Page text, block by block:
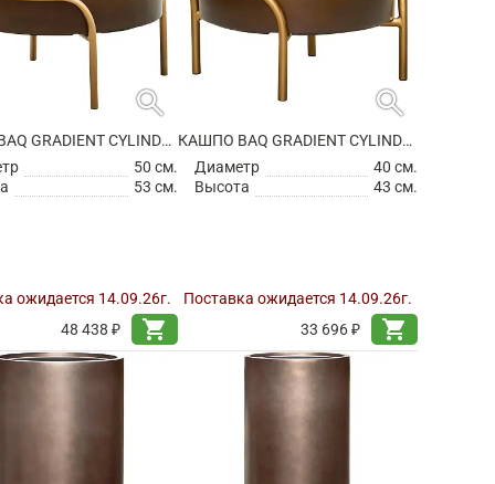
search
КАШПО BAQ GRADIENT CYLINDER ELEVATED LOW MATT HONEY
50 см.
53 см.
ожидается 14.09.26г.
48 438 ₽
shopping_cart
search
КАШПО BAQ GRADIENT CYLINDER ELEVATED LOW MATT HONEY
Диаметр
40 см.
Высота
43 см.
Поставка ожидается 14.09.26г.
33 696 ₽
shopping_cart